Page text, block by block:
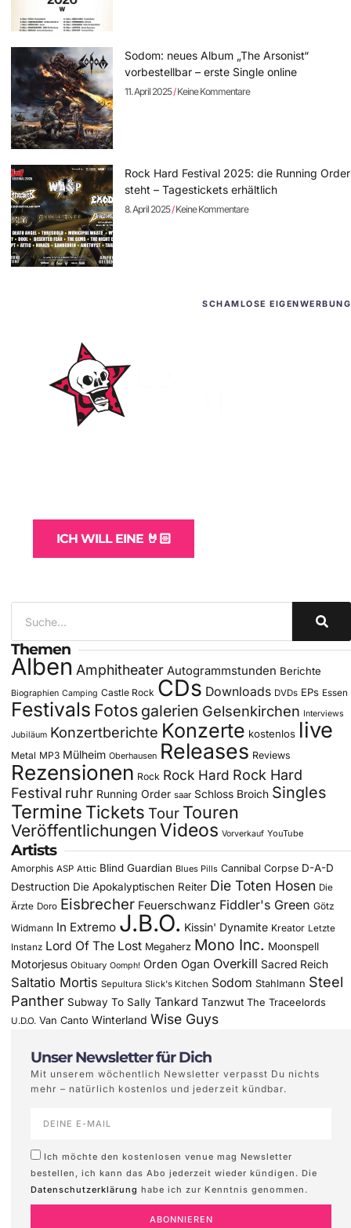
Sodom: neues Album „The Arsonist“
vorbestellbar – erste Single online
11. April 2025 Keine Kommentare
Rock Hard Festival 2025: die Running Order
steht – Tagestickets erhältlich
8. April 2025 Keine Kommentare
SCHAMLOSE EIGENWERBUNG
ICH WILL EINE 🤘🏻
Themen
Alben Amphitheater Autogrammstunden Berichte
Biographien Camping Castle Rock CDs Downloads DVDs EPs Essen
Festivals Fotos galerien Gelsenkirchen Interviews
Jubiläum Konzertberichte Konzerte kostenlos live
Metal MP3 Mülheim Oberhausen Releases Reviews
Rezensionen Rock Rock Hard Rock Hard
Festival ruhr Running Order saar Schloss Broich Singles
Termine Tickets Tour Touren
Veröffentlichungen Videos Vorverkauf YouTube
Artists
Amorphis ASP Attic Blind Guardian Blues Pills Cannibal Corpse D-A-D
Destruction Die Apokalyptischen Reiter Die Toten Hosen Die
Ärzte Doro Eisbrecher Feuerschwanz Fiddler's Green Götz
Widmann In Extremo J.B.O. Kissin' Dynamite Kreator Letzte
Instanz Lord Of The Lost Megaherz Mono Inc. Moonspell
Motorjesus Obituary Oomph! Orden Ogan Overkill Sacred Reich
Saltatio Mortis Sepultura Slick's Kitchen Sodom Stahlmann Steel
Panther Subway To Sally Tankard Tanzwut The Traceelords
U.D.O. Van Canto Winterland Wise Guys
Unser Newsletter für Dich
Mit unserem wöchentlich Newsletter verpasst Du nichts
mehr – natürlich kostenlos und jederzeit kündbar.
Ich möchte den kostenlosen venue mag Newsletter
bestellen, ich kann das Abo jederzeit wieder kündigen. Die
Datenschutzerklärung habe ich zur Kenntnis genommen.
ABONNIEREN